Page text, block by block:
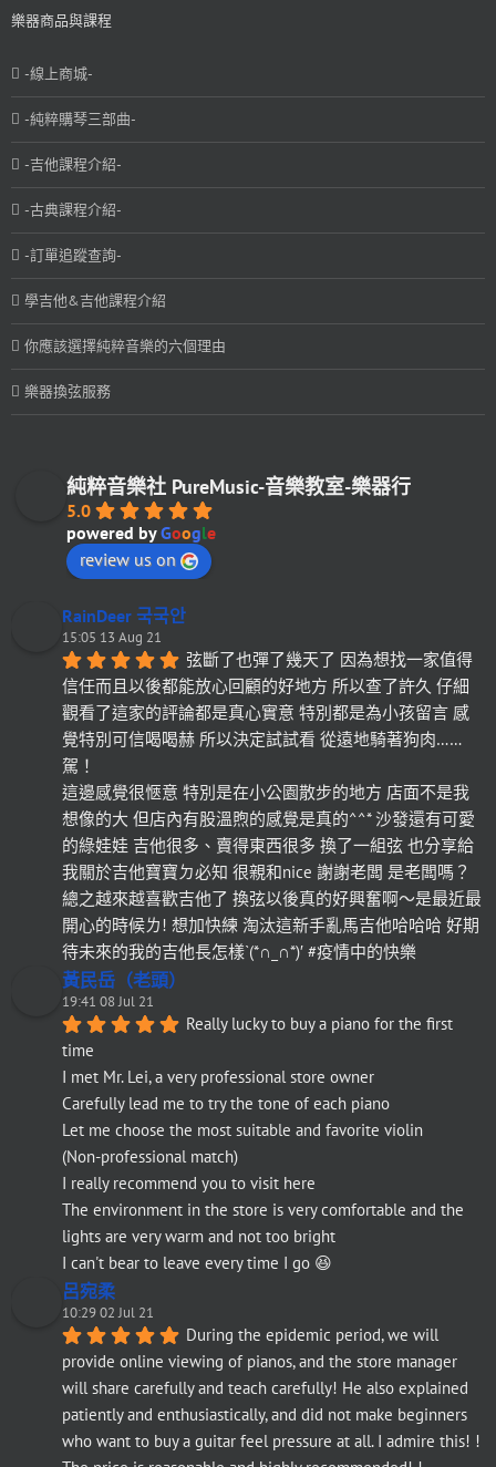
樂器商品與課程
-線上商城-
-純粹購琴三部曲-
-吉他課程介紹-
-古典課程介紹-
-訂單追蹤查詢-
學吉他&吉他課程介紹
你應該選擇純粹音樂的六個理由
樂器換弦服務
純粹音樂社 PureMusic-音樂教室-樂器行
5.0
powered byGoogle
review us on
RainDeer 국국안
15:05 13 Aug 21
弦斷了也彈了幾天了 因為想找一家值得
信任而且以後都能放心回顧的好地方 所以查了許久 仔細
觀看了這家的評論都是真心實意 特別都是為小孩留言 感
覺特別可信喝喝赫 所以決定試試看 從遠地騎著狗肉……
駕！
這邊感覺很愜意 特別是在小公園散步的地方 店面不是我
想像的大 但店內有股溫煦的感覺是真的^^* 沙發還有可愛
的綠娃娃 吉他很多、賣得東西很多 換了一組弦 也分享給
我關於吉他寶寶ㄉ必知 很親和nice 謝謝老闆 是老闆嗎？
總之越來越喜歡吉他了 換弦以後真的好興奮啊～是最近最
開心的時候ㄌ! 想加快練 淘汰這新手亂馬吉他哈哈哈 好期
待未來的我的吉他長怎樣`(*∩_∩*)′ #疫情中的快樂
黃民岳（老頭）
19:41 08 Jul 21
Really lucky to buy a piano for the first
time
I met Mr. Lei, a very professional store owner
Carefully lead me to try the tone of each piano
Let me choose the most suitable and favorite violin
(Non-professional match)
I really recommend you to visit here
The environment in the store is very comfortable and the
lights are very warm and not too bright
I can't bear to leave every time I go 😆
呂宛柔
10:29 02 Jul 21
During the epidemic period, we will
provide online viewing of pianos, and the store manager
will share carefully and teach carefully! He also explained
patiently and enthusiastically, and did not make beginners
who want to buy a guitar feel pressure at all. I admire this! !